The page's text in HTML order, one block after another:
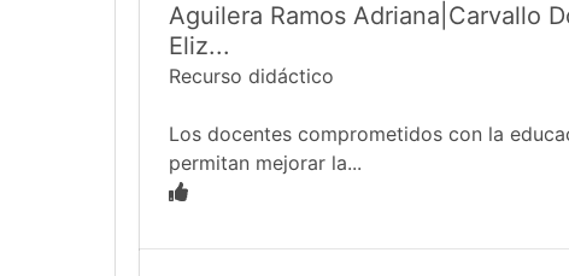
Aguilera Ramos Adriana|Carvallo
Eliz...
Recurso didáctico
Los docentes comprometidos con la
permitan mejorar la...